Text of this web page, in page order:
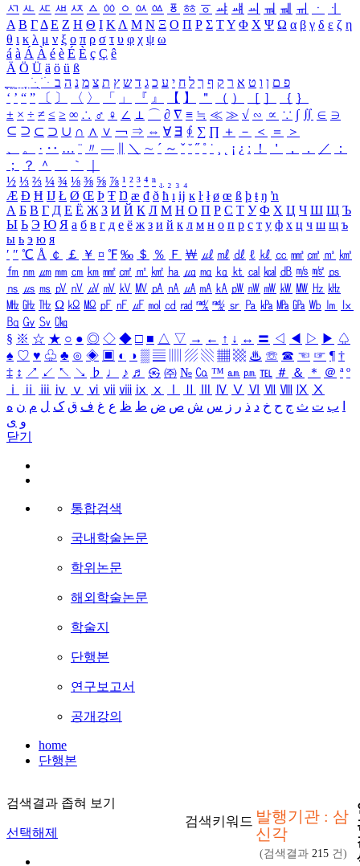
ㅺ ㅻ ㅼ ㅽ ㅾ ㅿ ㆀ ㆁ ㆂ ㆃ ㆄ ㆅ ㆆ ㆇ ㆈ ㆉ ㆊ ㆋ ㆌ ㆍ
ㆎ
Α Β ΓΔ Ε Ζ Η Θ Ι ΚΛ Μ Ν Ξ Ο Π Ρ Σ ΤΥ Φ Χ Ψ Ω α β γ δ ε ζ η
θ ι κ λ μ ν ξ ο π ρ σ τ υ φ χ ψ ω
á à Á À é è É È ç Ç ê
Ä Ö Ü ä ö ü ß
ִֶֹ ֻּ ׁׂ פ ם ן ו ט א ר ק ף ך ל ח י ע כ ג ד ש ץ ת צ מ נ ה ב
‘ ’ “ ” 〔 〕 〈 〉 「 」 『 』 【 】 ＂ （ ） ［ ］ ｛ ｝
± × ÷ ≠ ≤ ≥ ∞ ∴ ♂ ♀ ∠ ⊥ ⌒ ∂ ∇ ≡ ≒ ≪ ≫ √ ∽ ∝ ∵ ∫ ∬ ∈ ∋
⊆ ⊇ ⊂ ⊃ ∪ ∩ ∧ ∨ ￢ ⇒ ⇔ ∀ ∃ ∮ ∑ ∏ ＋ － ＜ ＝
＞
、
。 · ‥ … ¨ 〃 ― ＼ ∼ ´ ～ ˇ ˘ ˝ ˚ ˙ ¸ ¡ ¿ ː ！ ＇ ， ． ／
：
；
？ ＾ ｀
½ ⅓ ⅔ ¼ ¾ ⅛ ⅜ ⅝ ⅞ ¹ ² ³ ⁴ ⁿ ₁ ₂ ₃ ₄
Æ Ð Ħ Ĳ Ł Ø Œ Þ Ŧ Ŋ æ đ ð ħ ı ĳ ĸ ŀ ł ø œ ß þ ŧ ŋ ŉ
А Б В Г Д Е Ё Ж З И Й К Л М Н О П Р С Т У Ф Х Ц Ч Ш Щ Ъ
Ы Ь Э Ю Я а б в г д е ё ж з и й к л м н о п р с т у ф х ц ч ш щ ъ
ы ь э ю я
′ ″ ℃ Å ￠ ￡ ￥ ¤ ℉ ‰ ＄ ％ Ｆ ￦ ㎕ ㎖ ㎗ ℓ ㎘ ㏄ ㎣ ㎤ ㎥ ㎦
㎙ ㎚ ㎛ ㎜ ㎝ ㎞ ㎟ ㎠ ㎡ ㎢ ㏊ ㎍ ㎎ ㎏ ㏏ ㎈ ㎉ ㏈ ㎧ ㎨ ㎰
㎱ ㎲ ㎳ ㎴ ㎵ ㎶ ㎷ ㎸ ㎹ ㎀ ㎁ ㎂ ㎃ ㎄ ㎺ ㎻ ㎽ ㎾ ㎿ ㎐ ㎑
㎒ ㎓ ㎔ Ω ㏀ ㏁ ㎊ ㎋ ㎌ ㏖ ㏅ ㎭ ㎮ ㎯ ㏛ ㎩ ㎪ ㎫ ㎬ ㏝ ㏐
㏓
㏃ ㏉ ㏜ ㏆
§ ※ ☆ ★ ○ ● ◎ ◇ ◆ □ ■ △ ▽ → ← ↑ ↓ ↔ 〓 ◁ ◀ ▷ ▶ ♤
♠ ♡ ♥ ♧ ♣ ⊙ ◈ ▣ ◐ ◑ ▒ ▤ ▨ ▧ ▦ ▩ ♨ ☏ ☎ ☜ ☞ ¶ †
‡ ↕ ↗ ↙ ↖ ↘ ♭ ♩ ♪ ♬ ㉿ ㈜ № ㏇ ™ ㏂ ㏘ ℡ ＃ ＆ ＊ ＠ ª º
ⅰ
ⅱ ⅲ ⅳ ⅴ ⅵ ⅶ ⅷ ⅸ ⅹ Ⅳ Ⅴ Ⅵ Ⅶ Ⅷ Ⅸ Ⅹ
ب ت ث ج ح خ د ذ ر ز س ش ص ض ط ظ ع غ ف ق ک ل م ن ه
و ی
닫기
통합검색
국내학술논문
학위논문
해외학술논문
학술지
단행본
연구보고서
공개강의
home
단행본
검색결과 좁혀 보기
선택해제
검색키워드 발행기관 : 삼
신각
(검색결과 215 건)